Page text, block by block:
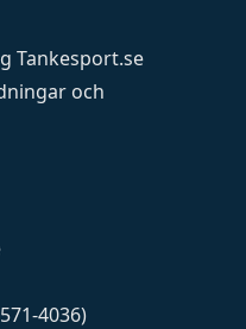
Tankesport.se
och
4036)